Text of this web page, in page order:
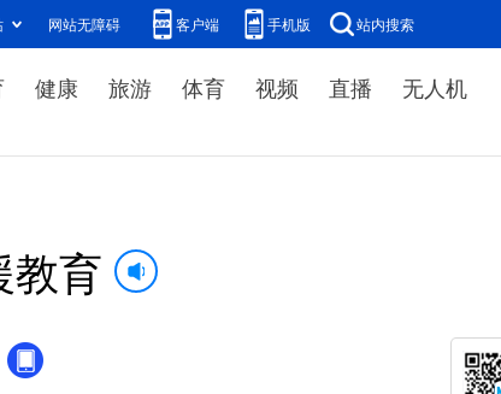
网站无障碍 客户端 手机版 站内搜索
健康 旅游 体育 视频 直播 无人机
教育